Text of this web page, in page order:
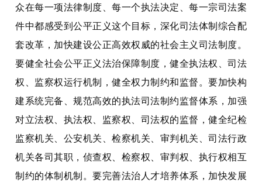
众在每一项法律制度、每一个执法决定、每一宗司法案
件中都感受到公平正义这个目标，深化司法体制综合配
套改革，加快建设公正高效权威的社会主义司法制度。
要健全社会公平正义法治保障制度，健全执法权、司法
权、监察权运行机制，健全权力制约和监督。要加快构
建系统完备、规范高效的执法司法制约监督体系，加强
对立法权、执法权、监察权、司法权的监督，健全纪检
监察机关、公安机关、检察机关、审判机关、司法行政
机关各司其职，侦查权、检察权、审判权、执行权相互
制约的体制机制。要完善法治人才培养体系，加快发展